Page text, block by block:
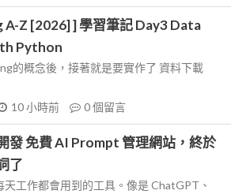
Z [2026] ] 學習筆記 Day3 Data
Python
的概念後，接著就是要實作了 資料下載
10 小時前 0個留言
發 免費 AI Prompt 管理網站，終於
了
工作都會用到的工具。像是 ChatGPT、